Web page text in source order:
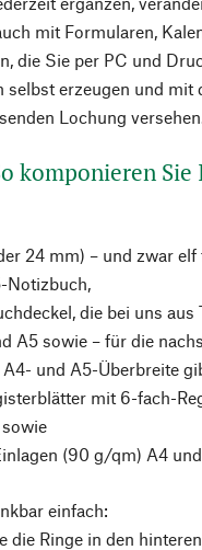
mit Formularen,
die Sie per PC und
selbst erzeugen und mit
Lochung
komponieren Sie
24 mm) – und zwar
Notizbuch,
die bei uns aus
A5 sowie – für die
und A5-Überbreite
mit 6-fach-
(90 g/qm) A4
einfach:
die Ringe in den